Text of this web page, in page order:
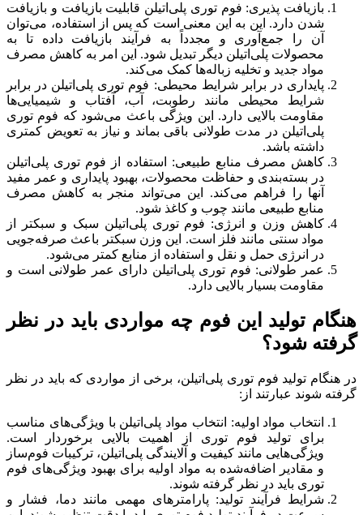
بازیافت پذیری: فوم توری پلی‌اتیلن قابلیت بازیافت و بازیافت
شدن دارد. این به این معنی است که پس از استفاده، می‌توان
آن را جمع‌آوری و مجدداً به فرآیند بازیافت داده تا به
محصولات پلی‌اتیلن دیگر تبدیل شود. این امر به کاهش مصرف
مواد جدید و تخلیه زباله‌ها کمک می‌کند.
پایداری در برابر شرایط محیطی: فوم توری پلی‌اتیلن در برابر
شرایط محیطی مانند رطوبت، آب، آفتاب و شیمیایی‌ها
مقاومت بالایی دارد. این ویژگی باعث می‌شود که فوم توری
پلی‌اتیلن در مدت طولانی باقی بماند و نیاز به تعویض کمتری
داشته باشد.
کاهش مصرف منابع طبیعی: استفاده از فوم توری پلی‌اتیلن
در بسته‌بندی و حفاظت محصولات، بهبود پایداری و عمر مفید
آنها را فراهم می‌کند. این می‌تواند منجر به کاهش مصرف
منابع طبیعی مانند چوب و کاغذ شود.
کاهش وزن و انرژی: فوم توری پلی‌اتیلن سبک و سبکتر از
مواد سنتی مانند فلز است. این وزن سبکتر باعث صرفه‌جویی
در انرژی حمل و نقل و استفاده از منابع کمتر می‌شود.
عمر طولانی: فوم توری پلی‌اتیلن دارای عمر طولانی است و
مقاومت بسیار بالایی دارد.
هنگام تولید این فوم چه مواردی باید در نظر
گرفته شود؟
در هنگام تولید فوم توری پلی‌اتیلن، برخی از مواردی که باید در نظر
گرفته شوند عبارتند از:
انتخاب مواد اولیه: انتخاب مواد پلی‌اتیلن با ویژگی‌های مناسب
برای تولید فوم توری از اهمیت بالایی برخوردار است.
ویژگی‌هایی مانند کیفیت و آلایندگی پلی‌اتیلن، ترکیبات فوم‌ساز
و مقادیر اضافه‌شده به مواد اولیه برای بهبود ویژگی‌های فوم
توری باید در نظر گرفته شوند.
شرایط فرآیند تولید: پارامترهای مهمی مانند دما، فشار و